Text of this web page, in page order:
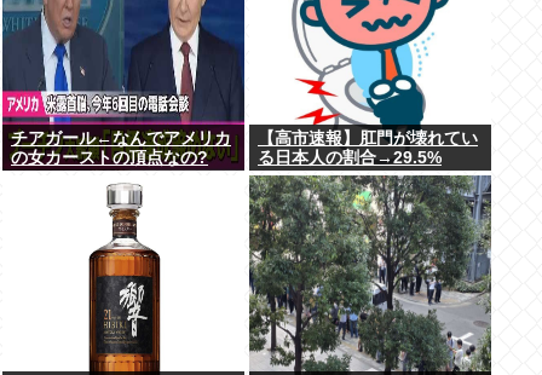
チアガール←なんでアメリカ
の女カーストの頂点なの?
【高市速報】肛門が壊れてい
る日本人の割合→29.5%